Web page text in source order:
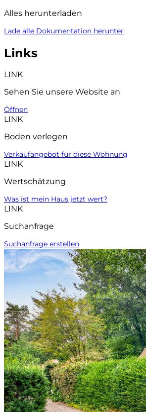
Alles herunterladen
Lade alle Dokumentation herunter
Links
LINK
Sehen Sie unsere Website an
Öffnen
LINK
Boden verlegen
Verkaufangebot für diese Wohnung
LINK
Wertschätzung
Was ist mein Haus jetzt wert?
LINK
Suchanfrage
Suchanfrage erstellen